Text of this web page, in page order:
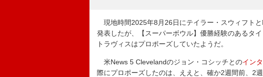
現地時間2025年8月26日にテイラー・スウィフト
発表したが、【スーパーボウル】優勝経験のあるタ
トラヴィスはプロポーズしていたようだ。
米News 5 Clevelandのジョン・コシッチとのイン
際にプロポーズしたのは、ええと、確か2週間前、2